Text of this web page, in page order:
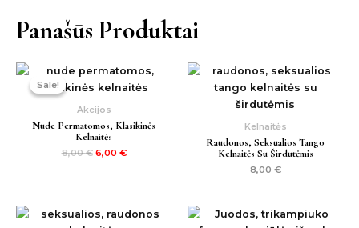
Panašūs Produktai
Sale!
Sale!
Akcijos
Nude Permatomos, Klasikinės
Kelnaitės
8,00€
Original
was:
6,00 €
Current
is:
Kelnaitės
Raudonos, Seksualios Tango
Kelnaitės Su Širdutėmis
8,00 €